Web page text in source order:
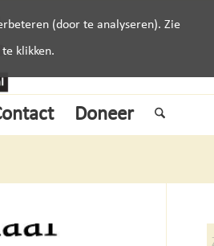
Doneer
(door te analyseren). Zie
klikken.